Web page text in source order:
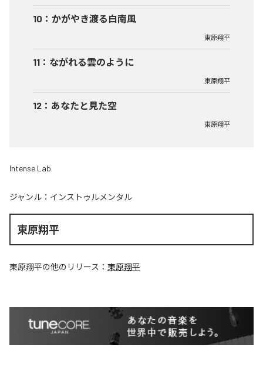
10 ： かがやき渡る白南風
東原翔平
11 ： ながれる雲のように
東原翔平
12 ： あなたと見た空
東原翔平
Intense Lab
ジャンル： インストゥルメンタル
東原翔平
東原翔平の他のリリース： 東原翔平